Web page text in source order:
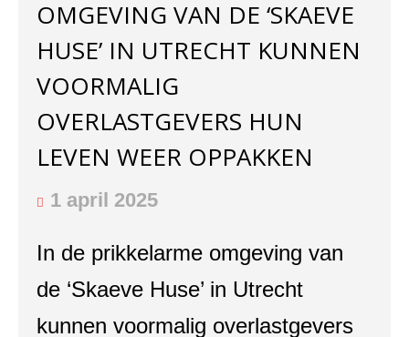
OMGEVING VAN DE ‘SKAEVE
HUSE’ IN UTRECHT KUNNEN
VOORMALIG
OVERLASTGEVERS HUN
LEVEN WEER OPPAKKEN
1 april 2025
In de prikkelarme omgeving van
de ‘Skaeve Huse’ in Utrecht
kunnen voormalig overlastgevers